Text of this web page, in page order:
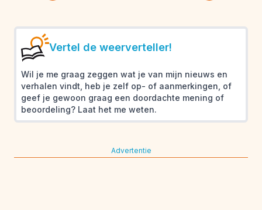
Vertel de weerverteller!
Wil je me graag zeggen wat je van mijn nieuws en
verhalen vindt, heb je zelf op- of aanmerkingen, of
geef je gewoon graag een doordachte mening of
beoordeling? Laat het me weten.
Advertentie